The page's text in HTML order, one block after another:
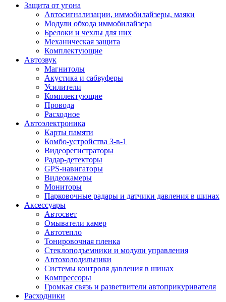
Защита от угона
Автосигнализации, иммобилайзеры, маяки
Модули обхода иммобилайзера
Брелоки и чехлы для них
Механическая защита
Комплектующие
Автозвук
Магнитолы
Акустика и сабвуферы
Усилители
Комплектующие
Провода
Расходное
Автоэлектроника
Карты памяти
Комбо-устройства 3-в-1
Видеорегистраторы
Радар-детекторы
GPS-навигаторы
Видеокамеры
Мониторы
Парковочные радары и датчики давления в шинах
Аксессуары
Автосвет
Омыватели камер
Автотепло
Тонировочная пленка
Стеклоподъемники и модули управления
Автохолодильники
Системы контроля давления в шинах
Компрессоры
Громкая связь и разветвители автоприкуривателя
Расходники